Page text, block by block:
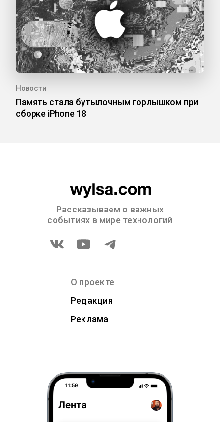
Новости
Память стала бутылочным горлышком при
сборке iPhone 18
Рассказываем о важных
событиях в мире технологий
О проекте
Редакция
Реклама
11:59
Лента